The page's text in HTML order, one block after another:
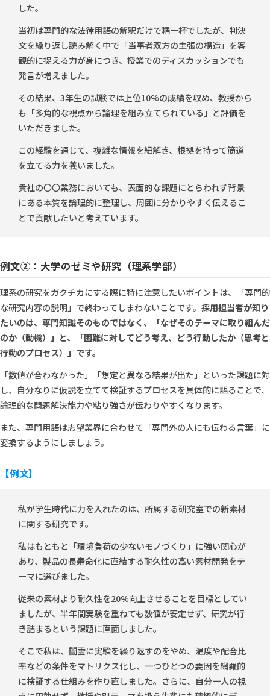
した。
当初は専門的な法律用語の解釈だけで精一杯でしたが、判決
文を繰り返し読み解く中で「当事者双方の主張の構造」を客
観的に捉える力が身につき、授業でのディスカッションでも
発言が増えました。
その結果、3年生の試験では上位10%の成績を収め、教授から
も「多角的な視点から論理を組み立てられている」と評価を
いただきました。
この経験を通じて、複雑な情報を紐解き、根拠を持って筋道
を立てる力を養いました。
貴社の〇〇業務においても、表面的な課題にとらわれず背景
にある本質を論理的に整理し、周囲に分かりやすく伝えるこ
とで貢献したいと考えています。
例文②：大学のゼミや研究（理系学部）
理系の研究をガクチカにする際に特に注意したいポイントは、「専門的
な研究内容の説明」で終わってしまわないことです。 採用担当者が知り
たいのは、専門知識そのものではなく、「なぜそのテーマに取り組んだ
のか（動機）」と、「困難に対してどう考え、どう行動したか（思考と
行動のプロセス）」です。
「数値が合わなかった」「想定と異なる結果が出た」といった課題に対
し、自分なりに仮説を立てて検証するプロセスを具体的に語ることで、
論理的な問題解決能力や粘り強さが伝わりやすくなります。
また、専門用語は志望業界に合わせて「専門外の人にも伝わる言葉」に
変換するようにしましょう。
【例文】
私が学生時代に力を入れたのは、所属する研究室での新素材
に関する研究です。
私はもともと「環境負荷の少ないモノづくり」に強い関心が
あり、製品の長寿命化に直結する耐久性の高い素材開発をテ
ーマに選びました。
従来の素材より耐久性を20%向上させることを目標としてい
ましたが、半年間実験を重ねても数値が安定せず、研究が行
き詰まるという課題に直面しました。
そこで私は、闇雲に実験を繰り返すのをやめ、温度や配合比
率などの条件をマトリクス化し、一つひとつの要因を網羅的
に検証する仕組みを作り直しました。さらに、自分一人の視